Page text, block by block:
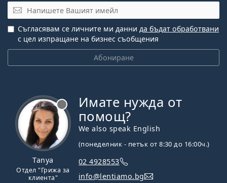
Имейл
Абониране
Съгласявам се личните ми данни да бъдат обработвани
с цел изпращане на бизнес съобщения
Tanya
Отдел "Грижа за
клиента"
Имате нужда от
помощ?
We also speak English
(понеделник - петък от 8:30 до 16:00ч.)
02 4928553
info@lentiamo.bg